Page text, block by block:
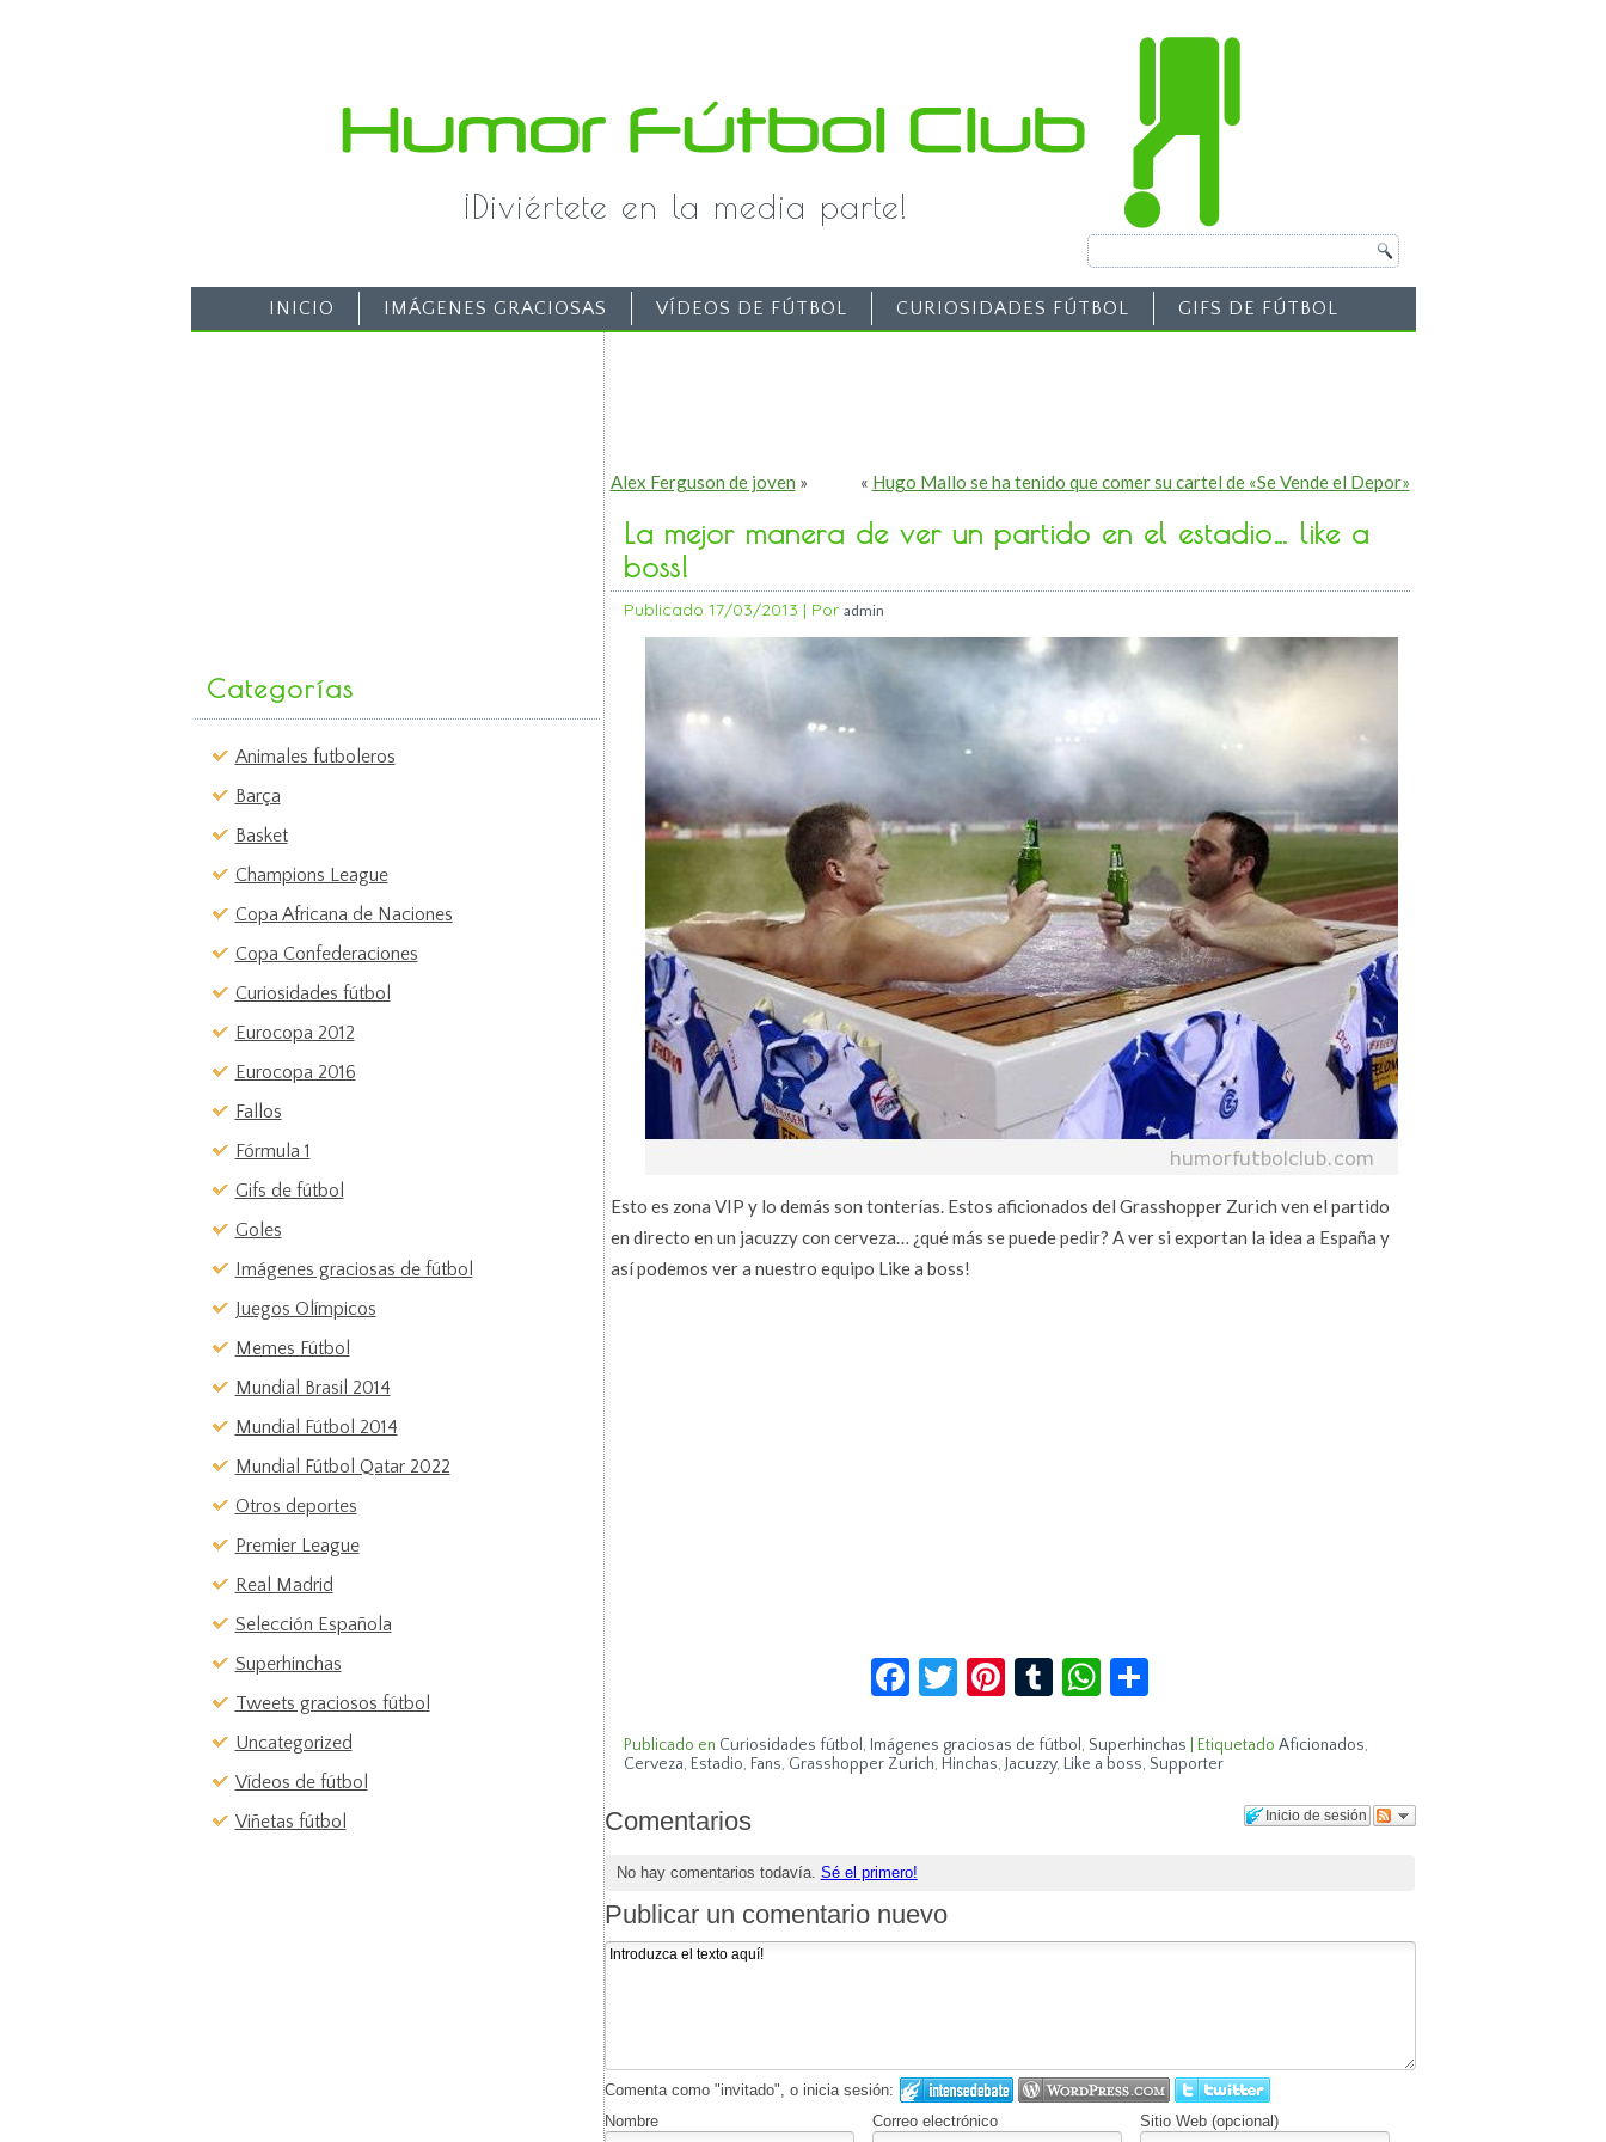
¡Diviértete en la media parte!
INICIO IMÁGENES GRACIOSAS VÍDEOS DE FÚTBOL CURIOSIDADES FÚTBOL GIFS DE FÚTBOL
Categorías
Animales futboleros
Barça
Basket
Champions League
Copa Africana de Naciones
Copa Confederaciones
Curiosidades fútbol
Eurocopa 2012
Eurocopa 2016
Fallos
Fórmula 1
Gifs de fútbol
Goles
Imágenes graciosas de fútbol
Juegos Olímpicos
Memes Fútbol
Mundial Brasil 2014
Mundial Fútbol 2014
Mundial Fútbol Qatar 2022
Otros deportes
Premier League
Real Madrid
Selección Española
Superhinchas
Tweets graciosos fútbol
Uncategorized
Vídeos de fútbol
Viñetas fútbol
Alex Ferguson de joven » « Hugo Mallo se ha tenido que comer su cartel de «Se Vende el Depor»
La mejor manera de ver un partido en el estadio… like a
boss!
Publicado 17/03/2013 | Por admin
Esto es zona VIP y lo demás son tonterías. Estos aficionados del Grasshopper Zurich ven el partido
en directo en un jacuzzy con cerveza… ¿qué más se puede pedir? A ver si exportan la idea a España y
así podemos ver a nuestro equipo Like a boss!
Facebook
Twitter
Pinterest
TumblrWhatsApp
Publicado en Curiosidades fútbol , Imágenes graciosas de fútbol , Superhinchas Etiquetado Aficionados,
Cerveza, Estadio, Fans, Grasshopper Zurich, Hinchas, Jacuzzy, Like a boss, Supporter
Inicio de sesión
Comentarios
No hay comentarios todavía. Sé el primero!
Publicar un comentario nuevo
Comenta como "invitado", o inicia sesión:
Nombre
Correo electrónico Sitio Web (opcional)